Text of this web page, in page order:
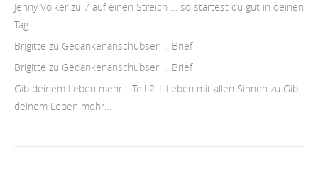
Jenny Völker zu 7 auf einen Streich … so startest du gut in deinen
Tag
Brigitte zu Gedankenanschubser … Brief
Brigitte zu Gedankenanschubser … Brief
Gib deinem Leben mehr… Teil 2 | Leben mit allen Sinnen zu Gib
deinem Leben mehr…